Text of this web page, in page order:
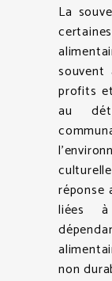
La
souvent
profits
au
réponse
liées
non